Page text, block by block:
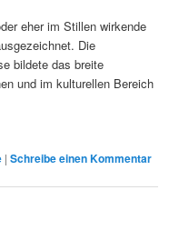
eher im Stillen wirkende
Die
bildete das breite
und im kulturellen Bereich
|Schreibe einen Kommentar